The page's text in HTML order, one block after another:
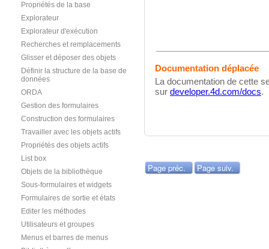
Propriétés de la base
Explorateur
Explorateur d'exécution
Recherches et remplacements
Glisser et déposer des objets
Définir la structure de la base de
données
ORDA
Gestion des formulaires
Construction des formulaires
Travailler avec les objets actifs
Propriétés des objets actifs
List box
Objets de la bibliothèque
Sous-formulaires et widgets
Formulaires de sortie et états
Editer les méthodes
Utilisateurs et groupes
Menus et barres de menus
Documentation déplacée
La documentation de cette
sur developer.4d.com/docs.
Page préc. Page suiv.